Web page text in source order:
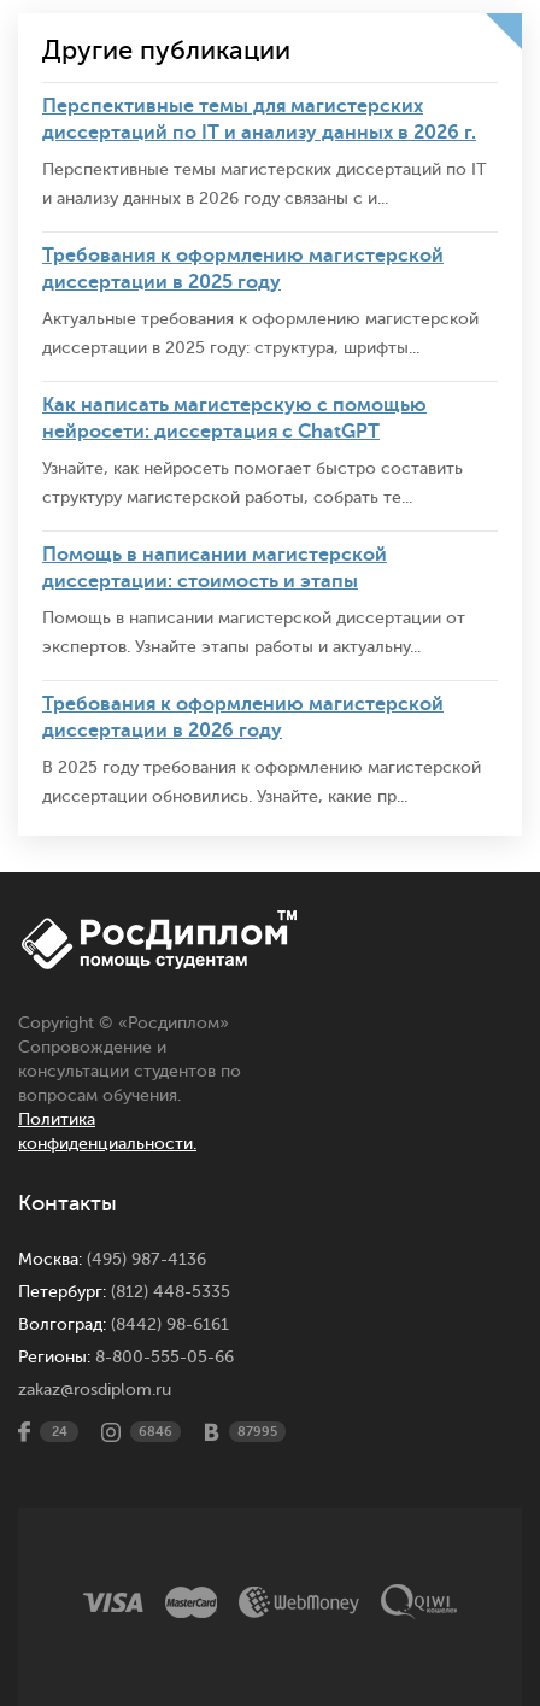
Другие публикации
Перспективные темы для магистерских
диссертаций по IT и анализу данных в 2026 г.
Перспективные темы магистерских диссертаций по IT
и анализу данных в 2026 году связаны с и...
Требования к оформлению магистерской
диссертации в 2025 году
Актуальные требования к оформлению магистерской
диссертации в 2025 году: структура, шрифты...
Как написать магистерскую с помощью
нейросети: диссертация с ChatGPT
Узнайте, как нейросеть помогает быстро составить
структуру магистерской работы, собрать те...
Помощь в написании магистерской
диссертации: стоимость и этапы
Помощь в написании магистерской диссертации от
экспертов. Узнайте этапы работы и актуальну...
Требования к оформлению магистерской
диссертации в 2026 году
В 2025 году требования к оформлению магистерской
диссертации обновились. Узнайте, какие пр...
Copyright © «Росдиплом»
Сопровождение и
консультации студентов по
вопросам обучения.
Политика
конфиденциальности.
Контакты
Москва: (495) 987-4136
Петербург: (812) 448-5335
Волгоград: (8442) 98-6161
Регионы: 8-800-555-05-66
zakaz@rosdiplom.ru
24 6846 87995